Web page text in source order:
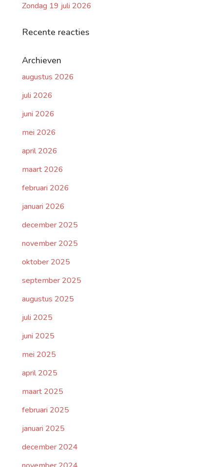
Zondag 19 juli 2026
Recente reacties
Archieven
augustus 2026
juli 2026
juni 2026
mei 2026
april 2026
maart 2026
februari 2026
januari 2026
december 2025
november 2025
oktober 2025
september 2025
augustus 2025
juli 2025
juni 2025
mei 2025
april 2025
maart 2025
februari 2025
januari 2025
december 2024